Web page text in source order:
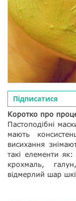
Підписатися
Коротко про
Пастоподібні
мають
висихання
такі елементи як:
крохмаль,
відмерлий шар